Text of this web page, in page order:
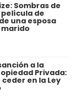
Sombras de
de
una esposa
marido
a la
Privada:
en la Ley